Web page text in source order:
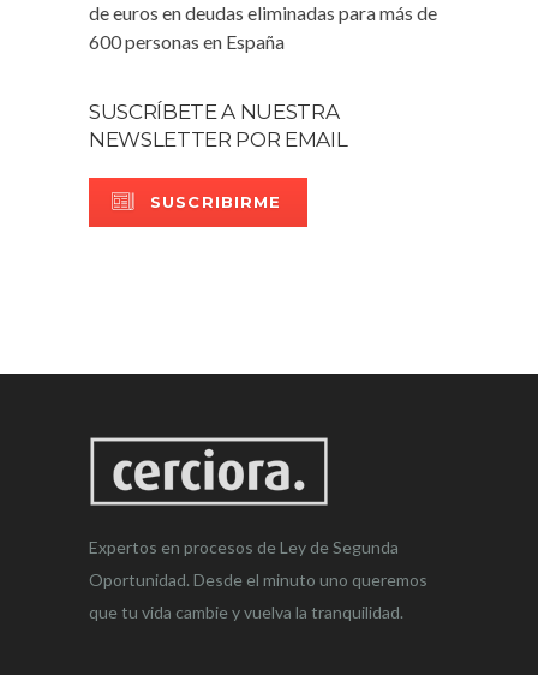
de euros en deudas eliminadas para más de
600 personas en España
SUSCRÍBETE A NUESTRA
NEWSLETTER POR EMAIL
SUSCRIBIRME
Expertos en procesos de Ley de Segunda
Oportunidad. Desde el minuto uno queremos
que tu vida cambie y vuelva la tranquilidad.